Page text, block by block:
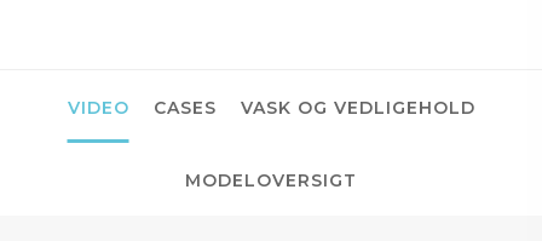
VIDEO CASES VASK OG VEDLIGEHOLD
MODELOVERSIGT